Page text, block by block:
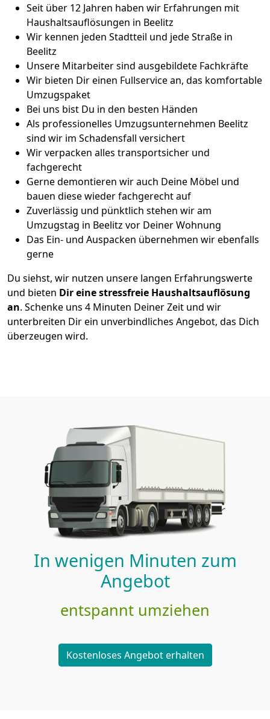
Seit über 12 Jahren haben wir Erfahrungen mit
Haushaltsauflösungen in Beelitz
Wir kennen jeden Stadtteil und jede Straße in
Beelitz
Unsere Mitarbeiter sind ausgebildete Fachkräfte
Wir bieten Dir einen Fullservice an, das komfortable
Umzugspaket
Bei uns bist Du in den besten Händen
Als professionelles Umzugsunternehmen Beelitz
sind wir im Schadensfall versichert
Wir verpacken alles transportsicher und
fachgerecht
Gerne demontieren wir auch Deine Möbel und
bauen diese wieder fachgerecht auf
Zuverlässig und pünktlich stehen wir am
Umzugstag in Beelitz vor Deiner Wohnung
Das Ein- und Auspacken übernehmen wir ebenfalls
gerne
Du siehst, wir nutzen unsere langen Erfahrungswerte
und bieten Dir eine stressfreie Haushaltsauflösung
an. Schenke uns 4 Minuten Deiner Zeit und wir
unterbreiten Dir ein unverbindliches Angebot, das Dich
überzeugen wird.
In wenigen Minuten zum
Angebot
entspannt umziehen
Kostenloses Angebot erhalten